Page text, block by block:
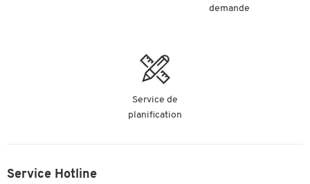
demande
Service de
planification
Service Hotline